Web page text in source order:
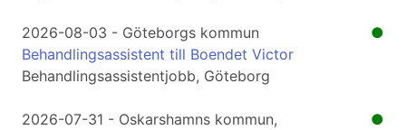
●
2026-08-03 - Göteborgs kommun
Behandlingsassistent till Boendet Victor
Behandlingsassistentjobb, Göteborg
●
2026-07-31 - Oskarshamns kommun,